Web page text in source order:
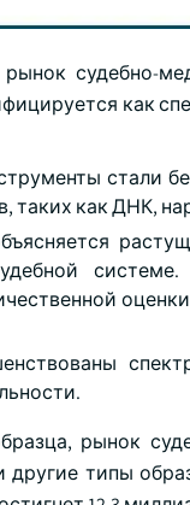
судебно-
как
стали
таких как ДНК,
рынок
другие типы